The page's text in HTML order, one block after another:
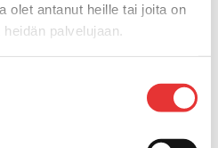
olet antanut heille tai joita on
palvelujaan.
ja Taavetit